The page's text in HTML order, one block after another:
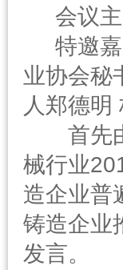
会议主
特邀嘉
业协会秘
人郑德
首先由
械行业
造企业普
铸造企业
发言。